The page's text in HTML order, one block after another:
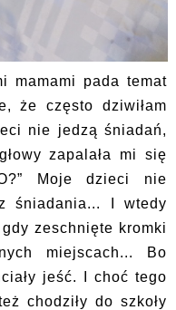
mamami pada temat
że często dziwiłam
nie jedzą śniadań,
zapalała mi się
Moje dzieci nie
śniadania... I wtedy
zeschnięte kromki
miejscach... Bo
jeść. I choć tego
chodziły do szkoły